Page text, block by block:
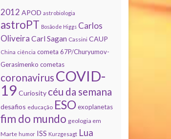
2012 APOD astrobiologia
astroPT Bosão de Higgs Carlos
Oliveira Carl Sagan Cassini CAUP
China ciência cometa 67P/Churyumov-
Gerasimenko cometas
coronavirus COVID-
19 Curiosity céu da semana
desafios educação ESO exoplanetas
fim do mundo geologia em
Marte humor ISS Kurzgesagt Lua